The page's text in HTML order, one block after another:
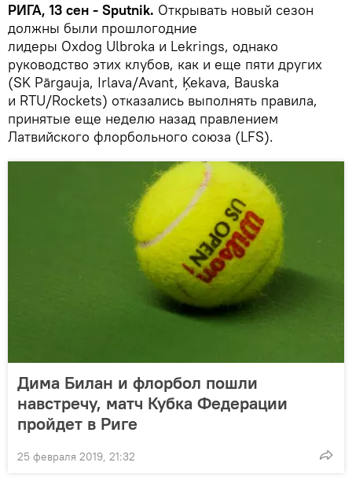
РИГА, 13 сен - Sputnik. Открывать новый сезон
должны были прошлогодние
лидеры Oxdog Ulbroka и Lekrings, однако
руководство этих клубов, как и еще пяти других
(SK Pārgauja, Irlava/Avant, Ķekava, Bauskа
и RTU/Rockets) отказались выполнять правила,
принятые еще неделю назад правлением
Латвийского флорбольного союза (LFS).
Дима Билан и флорбол пошли
навстречу, матч Кубка Федерации
пройдет в Риге
25 февраля 2019, 21:32